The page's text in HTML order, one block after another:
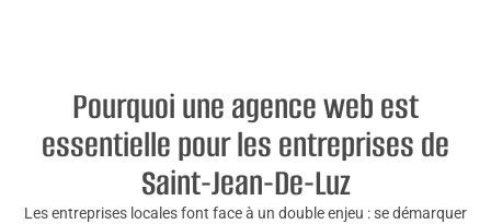
Pourquoi une agence web est
essentielle pour les entreprises de
Saint-Jean-De-Luz
Les entreprises locales font face à un double enjeu : se démarquer